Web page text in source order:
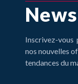
Inscrivez-vous
nos nouvelles
tendances du